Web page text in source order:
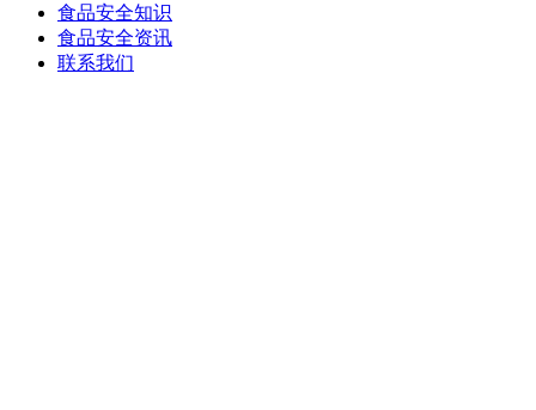
食品安全知识
食品安全资讯
联系我们